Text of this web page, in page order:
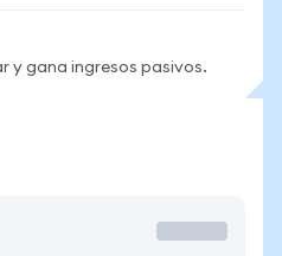
y gana ingresos pasivos.